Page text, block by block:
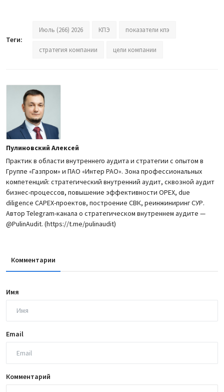
Теги:
Июль (266) 2026 КПЭ показатели кпэ
стратегия компании цели компании
Пулиновский Алексей
Практик в области внутреннего аудита и стратегии с опытом в
Группе «Газпром» и ПАО «Интер РАО». Зона профессиональных
компетенций: стратегический внутренний аудит, сквозной аудит
бизнес-процессов, повышение эффективности OPEX, due
diligence CAPEX-проектов, построение СВК, реинжиниринг СУР.
Автор Telegram-канала о стратегическом внутреннем аудите —
@PulinAudit. (https://t.me/pulinaudit)
Комментарии
Имя
Email
Комментарий